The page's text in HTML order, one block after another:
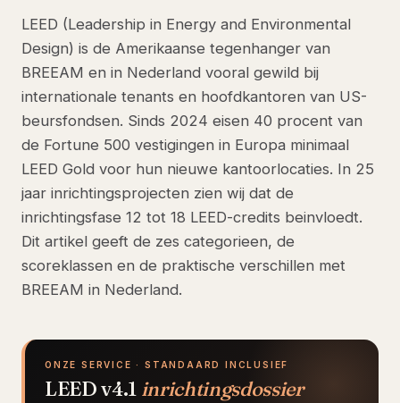
LEED (Leadership in Energy and Environmental
Design) is de Amerikaanse tegenhanger van
BREEAM en in Nederland vooral gewild bij
internationale tenants en hoofdkantoren van US-
beursfondsen. Sinds 2024 eisen 40 procent van
de Fortune 500 vestigingen in Europa minimaal
LEED Gold voor hun nieuwe kantoorlocaties. In 25
jaar inrichtingsprojecten zien wij dat de
inrichtingsfase 12 tot 18 LEED-credits beinvloedt.
Dit artikel geeft de zes categorieen, de
scoreklassen en de praktische verschillen met
BREEAM in Nederland.
ONZE SERVICE · STANDAARD INCLUSIEF
LEED v4.1 inrichtingsdossier